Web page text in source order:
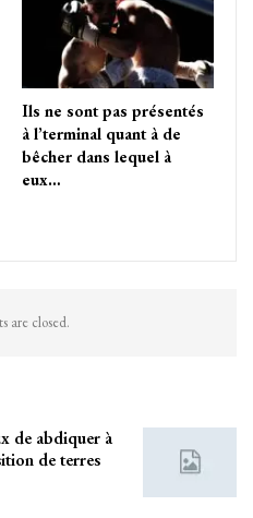
Ils ne sont pas présentés
à l’terminal quant à de
bêcher dans lequel à
eux…
are closed.
de abdiquer à
de terres